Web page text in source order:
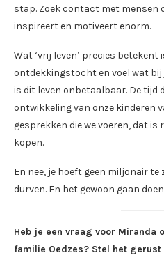
stap. Zoek contact met mensen
inspireert en motiveert enorm.
Wat ‘vrij leven’ precies betekent
ontdekkingstocht en voel wat bij
is dit leven onbetaalbaar. De tijd
ontwikkeling van onze kinderen
gesprekken die we voeren, dat
kopen.
En nee, je hoeft geen miljonair te
durven. En het gewoon gaan
Heb je een vraag voor Miranda
familie Oedzes? Stel het